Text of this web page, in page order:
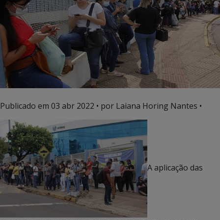
Publicado em 03 abr 2022 • por Laiana Horing Nantes •
A aplicação das